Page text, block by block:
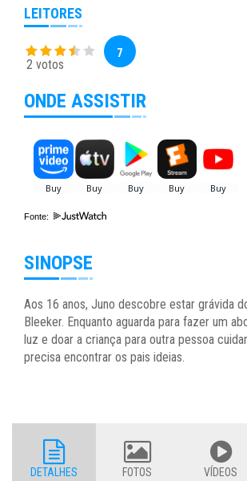
LEITORES
2 votos
7
ONDE ASSISTIR
Fonte:
SINOPSE
Aos 16 anos, Juno descobre estar grávida
Bleeker. Enquanto aguarda para fazer um
luz e doar a criança para outra pessoa
precisa encontrar os pais ideias.
DETALHES FOTOS VÍDEOS